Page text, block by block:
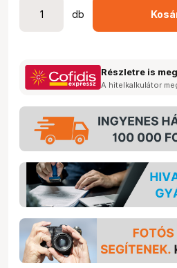
db
Részletre is
A hitelkalkulátor